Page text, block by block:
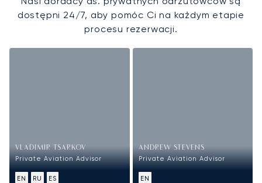
dostępni 24/7, aby pomóc Ci na każdym etapie
procesu rezerwacji.
VLADIMIR TSARKOV
Private Aviation Advisor
EN RU ES
ANDREW STEVENS
Private Aviation Advisor
EN